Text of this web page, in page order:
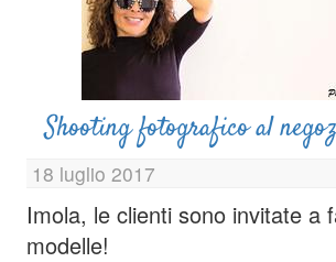
Shooting fotografico al
18 luglio 2017
Imola, le clienti sono invitate a
modelle!